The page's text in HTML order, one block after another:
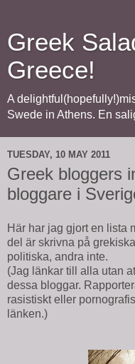
Greek
Greece!
A
Swede in Athens. En
TUESDAY, 10 MAY 2011
Greek bloggers
bloggare i
Här har jag gjort en lista
del är skrivna på
politiska, andra inte.
(Jag länkar till alla utan
dessa bloggar.
rasistiskt eller
länken.)